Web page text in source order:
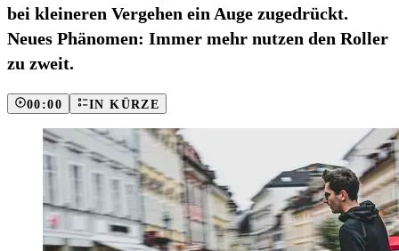
bei kleineren Vergehen ein Auge zugedrückt.
Neues Phänomen: Immer mehr nutzen den Roller
zu zweit.
00:00 IN KÜRZE